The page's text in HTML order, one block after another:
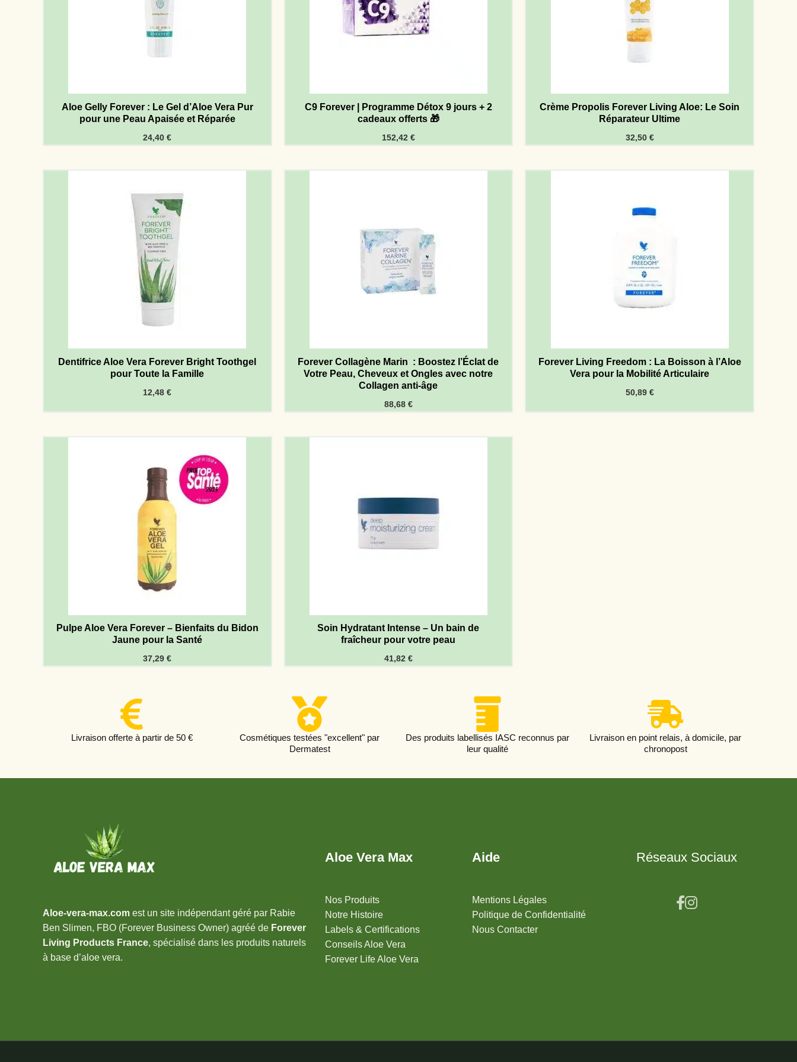
Aloe Gelly Forever : Le Gel d’Aloe Vera Pur
pour une Peau Apaisée et Réparée
24,40€
C9 Forever | Programme Détox 9 jours + 2
cadeaux offerts 🎁
152,42 €
Crème Propolis Forever Living Aloe: Le Soin
Réparateur Ultime
32,50 €
Dentifrice Aloe Vera Forever Bright Toothgel
pour Toute la Famille
12,48€
Forever Collagène Marin : Boostez l’Éclat de
Votre Peau, Cheveux et Ongles avec notre
Collagen anti-âge
88,68 €
Forever Living Freedom : La Boisson à l’Aloe
Vera pour la Mobilité Articulaire
50,89 €
Pulpe Aloe Vera Forever – Bienfaits du Bidon
Jaune pour la Santé
37,29€
Soin Hydratant Intense – Un bain de
fraîcheur pour votre peau
41,82 €
Livraison offerte à partir de 50 €
Cosmétiques testées "excellent" par
Dermatest
Des produits labellisés IASC reconnus par
leur qualité
Livraison en point relais, à domicile, par
chronopost
Aloe-vera-max.com est un site indépendant géré par Rabie
Ben Slimen, FBO (Forever Business Owner) agréé de Forever
Living Products France, spécialisé dans les produits naturels
à base d’aloe vera.
Aloe Vera Max
Nos Produits
Notre Histoire
Labels & Certifications
Conseils Aloe Vera
Forever Life Aloe Vera
Aide
Mentions Légales
Politique de Confidentialité
Nous Contacter
Réseaux Sociaux